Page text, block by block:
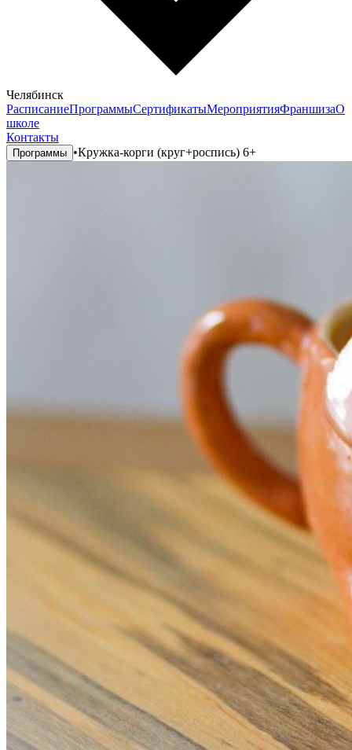
Челябинск
РасписаниеПрограммыСертификатыМероприятияФраншизаО
школе
Контакты
Программы •Кружка-корги (круг+роспись) 6+